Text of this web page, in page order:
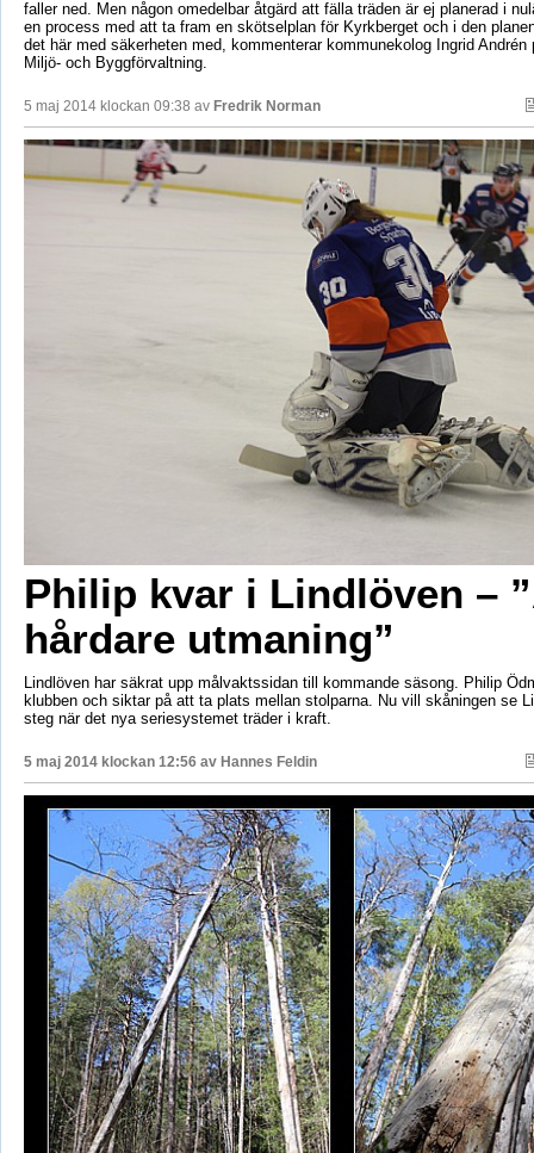
faller ned. Men någon omedelbar åtgärd att fälla träden är ej planerad i
en process med att ta fram en skötselplan för Kyrkberget och i den
det här med säkerheten med, kommenterar kommunekolog Ingrid Andrén
Miljö- och Byggförvaltning.
5 maj 2014 klockan 09:38 av Fredrik Norman
Philip kvar i Lindlöven –
hårdare utmaning”
Lindlöven har säkrat upp målvaktssidan till kommande säsong. Philip
klubben och siktar på att ta plats mellan stolparna. Nu vill skåningen se
steg när det nya seriesystemet träder i kraft.
5 maj 2014 klockan 12:56 av Hannes Feldin